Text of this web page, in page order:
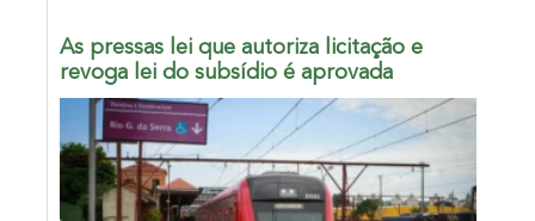
As pressas lei que autoriza licitação e
revoga lei do subsídio é aprovada